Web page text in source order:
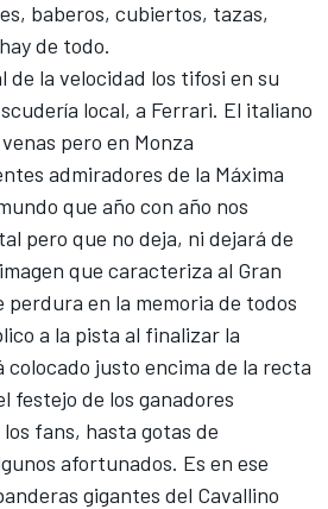
baberos, cubiertos, tazas,
de todo.
de la velocidad los tifosi en su
local, a Ferrari. El italiano
pero en Monza
admiradores de la Máxima
que año con año nos
pero que no deja, ni dejará de
que caracteriza al Gran
perdura en la memoria de todos
a la pista al finalizar la
justo encima de la recta
festejo de los ganadores
fans, hasta gotas de
afortunados. Es en ese
gigantes del Cavallino